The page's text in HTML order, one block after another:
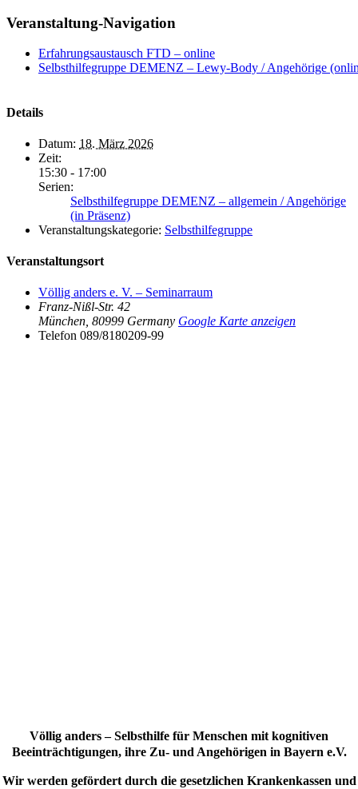
Veranstaltung-Navigation
Erfahrungsaustausch FTD – online
Selbsthilfegruppe DEMENZ – Lewy-Body / Angehörige
Details
Datum: 18. März 2026
Zeit:
15:30 - 17:00
Serien:
Selbsthilfegruppe DEMENZ – allgemein / Angehörige
(in Präsenz)
Veranstaltungskategorie: Selbsthilfegruppe
Veranstaltungsort
Völlig anders e. V. – Seminarraum
Franz-Nißl-Str. 42
München 80999 Germany Google Karte anzeigen
Telefon 089/8180209-99
Völlig anders – Selbsthilfe für Menschen mit kognitiven
Beeinträchtigungen, ihre Zu- und Angehörigen in Bayern e.V.
Wir werden gefördert durch die gesetzlichen Krankenkassen und